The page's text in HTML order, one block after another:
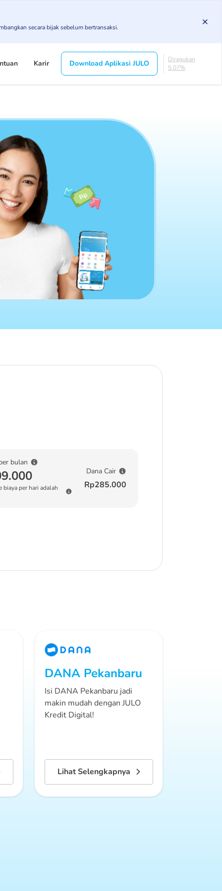
secara bijak sebelum bertransaksi.
Karir Download Aplikasi JULO
Diragukan
5.07%
bulan
biaya per hari adalah
Dana Cair
Rp285.000
DANA Pekanbaru
Isi DANA Pekanbaru jadi
makin mudah dengan JULO
Kredit Digital!
Lihat Selengkapnya